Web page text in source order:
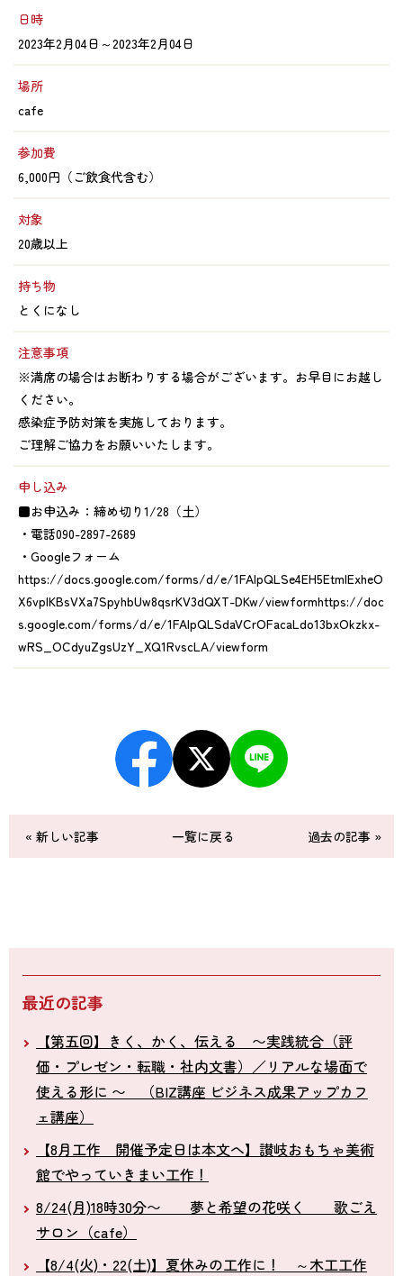
日時
2023年2月04日～2023年2月04日
場所
cafe
参加費
6,000円（ご飲食代含む）
対象
20歳以上
持ち物
とくになし
注意事項
※満席の場合はお断わりする場合がございます。お早目にお越し
ください。
感染症予防対策を実施しております。
ご理解ご協力をお願いいたします。
申し込み
■お申込み：締め切り1/28（土）
・電話090-2897-2689
・Googleフォーム
https://docs.google.com/forms/d/e/1FAIpQLSe4EH5EtmlExheO
X6vplKBsVXa7SpyhbUw8qsrKV3dQXT-DKw/viewformhttps://doc
s.google.com/forms/d/e/1FAIpQLSdaVCrOFacaLdo13bxOkzkx-
wRS_OCdyuZgsUzY_XQ1RvscLA/viewform
« 新しい記事 一覧に戻る 過去の記事 »
最近の記事
【第五回】きく、かく、伝える 〜実践統合（評
価・プレゼン・転職・社内文書）／リアルな場面で
使える形に 〜 （BIZ講座 ビジネス成果アップカフ
ェ講座）
【8月工作 開催予定日は本文へ】讃岐おもちゃ美術
館でやっていきまい工作！
8/24(月)18時30分〜 夢と希望の花咲く 歌ごえ
サロン（cafe）
【8/4(火)・22(土)】夏休みの工作に！ ～木工工作